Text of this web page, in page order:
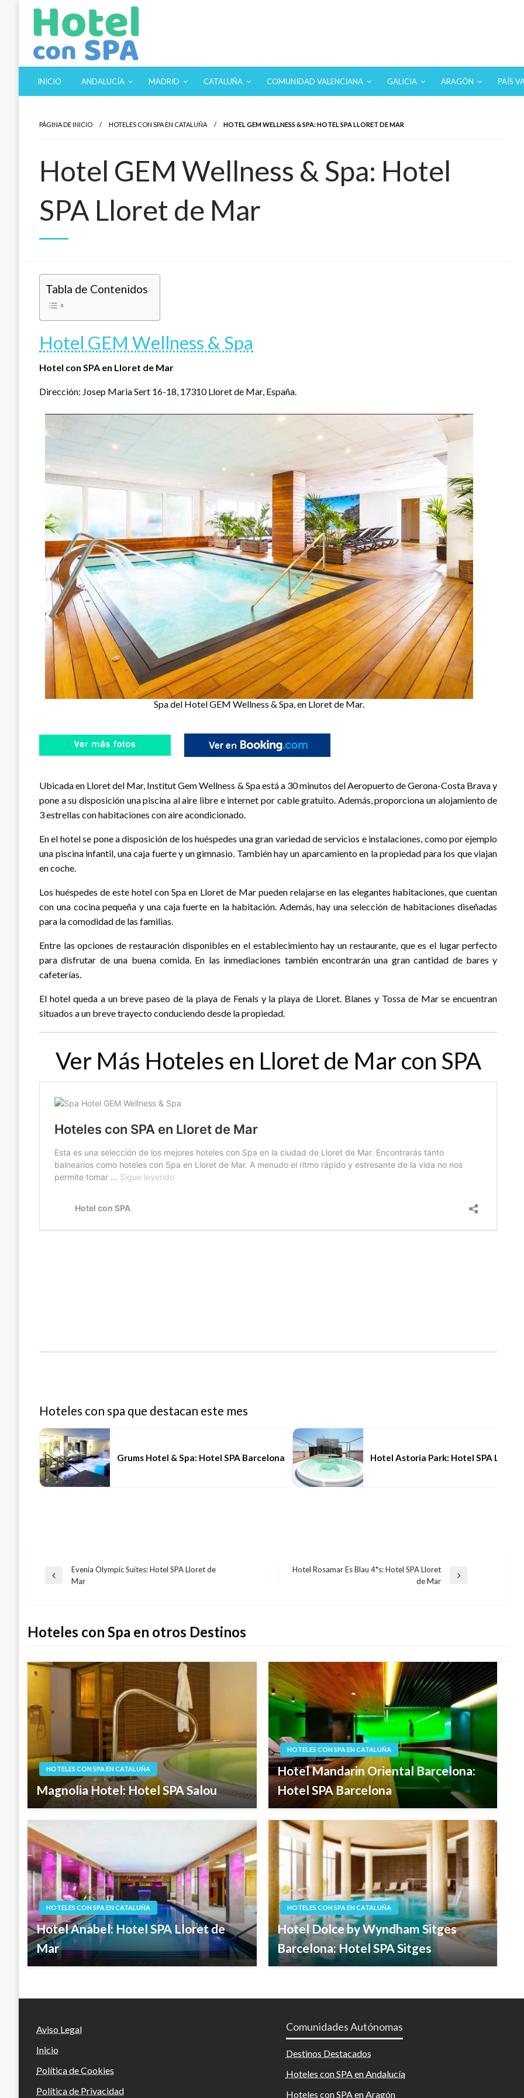
contenido
Hotel con SPA
Los Mejores Hoteles con SPA en un solo sitio. Balnearios y hoteles con SPA en los destinos más turísticos.
INICIO ANDALUCÍA MADRID CATALUÑA COMUNIDAD VALENCIANA GALICIA ARAGÓN PAÍS
PÁGINA DE INICIO HOTELES CON SPA EN CATALUÑA HOTEL GEM WELLNESS & SPA: HOTEL SPA LLORET DE MAR
Hotel GEM Wellness & Spa: Hotel
SPA Lloret de Mar
Tabla de Contenidos
Hotel GEM Wellness & Spa
Hotel con SPA en Lloret de Mar
Dirección: Josep Maria Sert 16-18, 17310 Lloret de Mar, España.
Spa del Hotel GEM Wellness & Spa, en Lloret de Mar.
Ubicada en Lloret del Mar, Institut Gem Wellness & Spa está a 30 minutos del Aeropuerto de Gerona-Costa Brava y
pone a su disposición una piscina al aire libre e internet por cable gratuito. Además, proporciona un alojamiento de
3 estrellas con habitaciones con aire acondicionado.
En el hotel se pone a disposición de los huéspedes una gran variedad de servicios e instalaciones, como por ejemplo
una piscina infantil, una caja fuerte y un gimnasio. También hay un aparcamiento en la propiedad para los que viajan
en coche.
Los huéspedes de este hotel con Spa en Lloret de Mar pueden relajarse en las elegantes habitaciones, que cuentan
con una cocina pequeña y una caja fuerte en la habitación. Además, hay una selección de habitaciones diseñadas
para la comodidad de las familias.
Entre las opciones de restauración disponibles en el establecimiento hay un restaurante, que es el lugar perfecto
para disfrutar de una buena comida. En las inmediaciones también encontrarán una gran cantidad de bares y
cafeterías.
El hotel queda a un breve paseo de la playa de Fenals y la playa de Lloret. Blanes y Tossa de Mar se encuentran
situados a un breve trayecto conduciendo desde la propiedad.
Ver Más Hoteles en Lloret de Mar con SPA
Hoteles con spa que destacan este mes
Grums Hotel & Spa: Hotel SPA Barcelona Hotel Astoria Park: Hotel SPA Lloret
Navegación
entradas
Entrada
Evenia Olympic Suites: Hotel SPA Lloret de
Mar
Hotel Rosamar Es Blau 4*s: Hotel SPA Lloret
de Mar
Hoteles con Spa en otros Destinos
HOTELES CON SPA EN CATALUÑA
Magnolia Hotel: Hotel SPA Salou
HOTELES CON SPA EN CATALUÑA
Hotel Mandarin Oriental Barcelona:
Hotel SPA Barcelona
HOTELES CON SPA EN CATALUÑA
Hotel Anabel: Hotel SPA Lloret de
Mar
HOTELES CON SPA EN CATALUÑA
Hotel Dolce by Wyndham Sitges
Barcelona: Hotel SPA Sitges
Aviso Legal
Inicio
Política de Cookies
Política de Privacidad
Comunidades Autónomas
Destinos Destacados
Hoteles con SPA en Andalucía
Hoteles con SPA en Aragón